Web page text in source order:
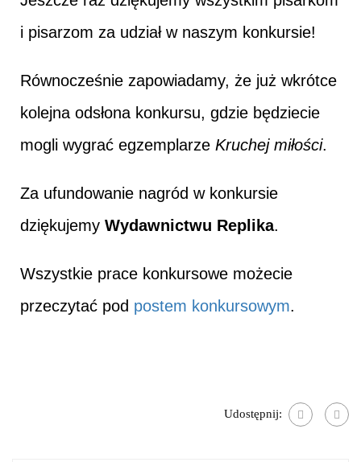
i pisarzom za udział w naszym konkursie!
Równocześnie zapowiadamy, że już wkrótce
kolejna odsłona konkursu, gdzie będziecie
mogli wygrać egzemplarze Kruchej miłości.
Za ufundowanie nagród w konkursie
dziękujemy Wydawnictwu Replika.
Wszystkie prace konkursowe możecie
przeczytać pod postem konkursowym.
Udostępnij: